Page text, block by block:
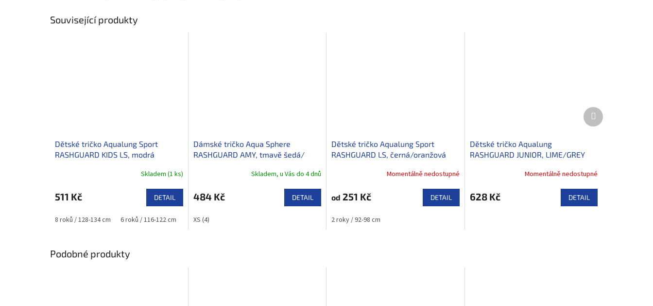
Související produkty
Dětské tričko Aqualung Sport
RASHGUARD KIDS LS, modrá
Skladem (1 ks)
511 Kč DETAIL
8 roků / 128-134 cm 6 roků / 116-122 cm 2 roky / 92-98 cm 10 roků / 140-146 cm
Dámské tričko Aqua Sphere
RASHGUARD AMY, tmavě šedá/
Skladem, u Vás do 4 dnů
484 Kč DETAIL
XS (4)
Dětské tričko Aqualung Sport
RASHGUARD LS, černá/oranžová
Momentálně nedostupné
od 251 Kč DETAIL
2 roky / 92-98 cm
Dětské tričko Aqualung
RASHGUARD JUNIOR, LIME/GREY
Momentálně nedostupné
628 Kč DETAIL
Další
produkt
Podobné produkty